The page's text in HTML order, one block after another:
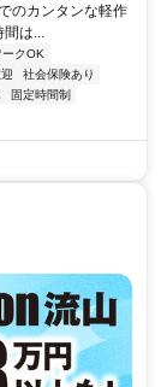
のカンタンな軽作
は...
クOK
社会保険あり
固定時間制